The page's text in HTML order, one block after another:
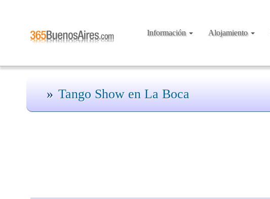
Información Alojamiento
Tango Show en La Boca